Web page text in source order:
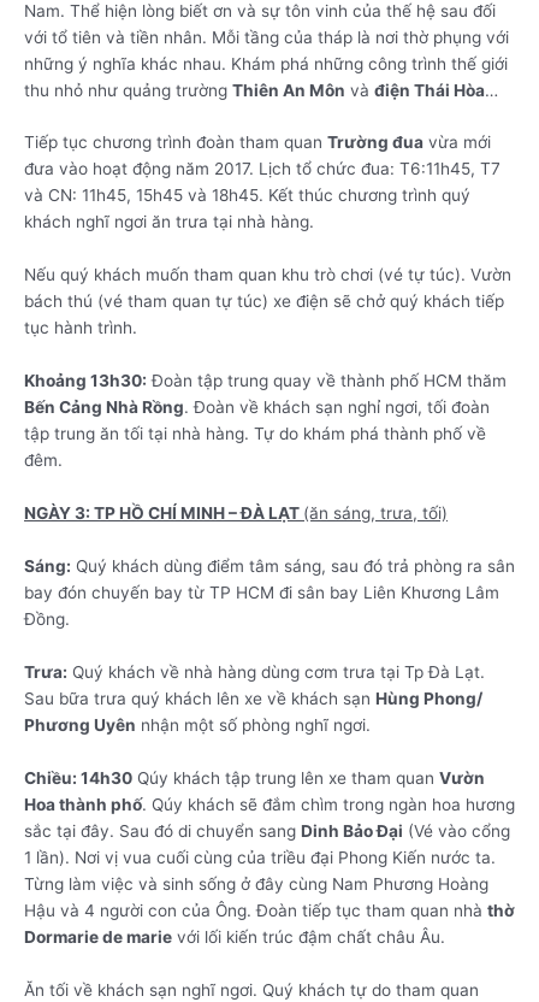
Nam. Thể hiện lòng biết ơn và sự tôn vinh của thế hệ sau đối
với tổ tiên và tiền nhân. Mỗi tầng của tháp là nơi thờ phụng với
những ý nghĩa khác nhau. Khám phá những công trình thế giới
thu nhỏ như quảng trường Thiên An Môn và điện Thái Hòa…
Tiếp tục chương trình đoàn tham quan Trường đua vừa mới
đưa vào hoạt động năm 2017. Lịch tổ chức đua: T6:11h45, T7
và CN: 11h45, 15h45 và 18h45. Kết thúc chương trình quý
khách nghĩ ngơi ăn trưa tại nhà hàng.
Nếu quý khách muốn tham quan khu trò chơi (vé tự túc). Vườn
bách thú (vé tham quan tự túc) xe điện sẽ chở quý khách tiếp
tục hành trình.
Khoảng 13h30: Đoàn tập trung quay về thành phố HCM thăm
Bến Cảng Nhà Rồng. Đoàn về khách sạn nghỉ ngơi, tối đoàn
tập trung ăn tối tại nhà hàng. Tự do khám phá thành phố về
đêm.
NGÀY 3: TP HỒ CHÍ MINH – ĐÀ LẠT (ăn sáng, trưa, tối)
Sáng: Quý khách dùng điểm tâm sáng, sau đó trả phòng ra sân
bay đón chuyến bay từ TP HCM đi sân bay Liên Khương Lâm
Đồng.
Trưa: Quý khách về nhà hàng dùng cơm trưa tại Tp Đà Lạt.
Sau bữa trưa quý khách lên xe về khách sạn Hùng Phong/
Phương Uyên nhận một số phòng nghĩ ngơi.
Chiều: 14h30 Qúy khách tập trung lên xe tham quan Vườn
Hoa thành phố. Qúy khách sẽ đắm chìm trong ngàn hoa hương
sắc tại đây. Sau đó di chuyển sang Dinh Bảo Đại (Vé vào cổng
1 lần). Nơi vị vua cuối cùng của triều đại Phong Kiến nước ta.
Từng làm việc và sinh sống ở đây cùng Nam Phương Hoàng
Hậu và 4 người con của Ông. Đoàn tiếp tục tham quan nhà thờ
Dormarie de marie với lối kiến trúc đậm chất châu Âu.
Ăn tối về khách sạn nghĩ ngơi. Quý khách tự do tham quan